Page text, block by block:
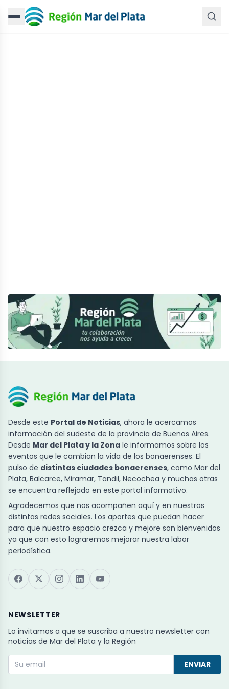
Desde este Portal de Noticias, ahora le acercamos
información del sudeste de la provincia de Buenos Aires.
Desde Mar del Plata y la Zona le informamos sobre los
eventos que le cambian la vida de los bonaerenses. El
pulso de distintas ciudades bonaerenses, como Mar del
Plata, Balcarce, Miramar, Tandil, Necochea y muchas otras
se encuentra reflejado en este portal informativo.
Agradecemos que nos acompañen aquí y en nuestras
distintas redes sociales. Los aportes que puedan hacer
para que nuestro espacio crezca y mejore son bienvenidos
ya que con esto lograremos mejorar nuestra labor
periodística.
NEWSLETTER
Lo invitamos a que se suscriba a nuestro newsletter con
noticias de Mar del Plata y la Región
ENVIAR